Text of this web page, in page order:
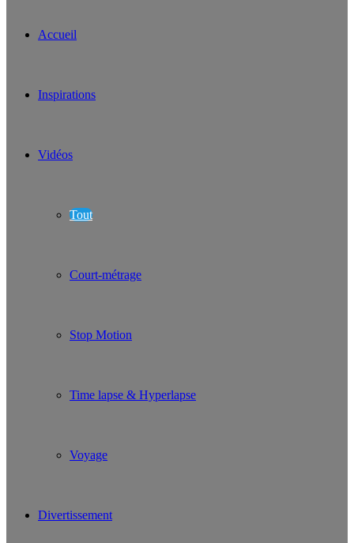
Accueil
Inspirations
Vidéos
Tout
Court-métrage
Stop Motion
Time lapse & Hyperlapse
Voyage
Divertissement